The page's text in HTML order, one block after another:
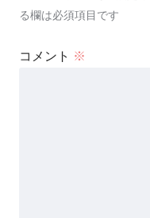
る欄は必須項目です
コメント ※